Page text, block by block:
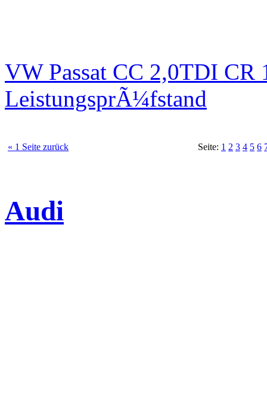
VW Passat CC 2,0TDI CR
LeistungsprÃ¼fstand
« 1 Seite zurück Seite: 1 2 3 4 5 6
Audi